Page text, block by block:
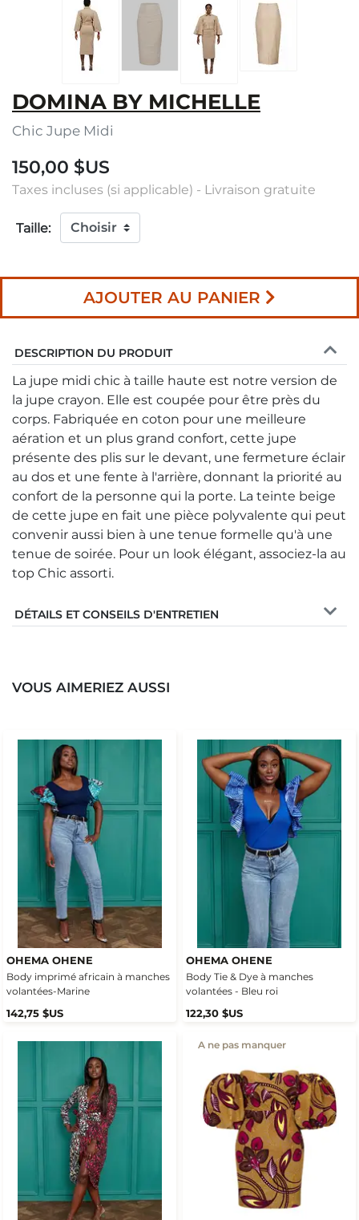
DOMINA BY MICHELLE
Chic Jupe Midi
150,00 $US
Taxes incluses (si applicable) - Livraison gratuite
Taille:
AJOUTER AU PANIER
DESCRIPTION DU PRODUIT
La jupe midi chic à taille haute est notre version de
la jupe crayon. Elle est coupée pour être près du
corps. Fabriquée en coton pour une meilleure
aération et un plus grand confort, cette jupe
présente des plis sur le devant, une fermeture éclair
au dos et une fente à l'arrière, donnant la priorité au
confort de la personne qui la porte. La teinte beige
de cette jupe en fait une pièce polyvalente qui peut
convenir aussi bien à une tenue formelle qu'à une
tenue de soirée. Pour un look élégant, associez-la au
top Chic assorti.
DÉTAILS ET CONSEILS D'ENTRETIEN
VOUS AIMERIEZ AUSSI
OHEMA OHENE
Body imprimé africain à manches
volantées-Marine
142,75 $US
OHEMA OHENE
Body Tie & Dye à manches
volantées - Bleu roi
122,30 $US
A ne pas manquer